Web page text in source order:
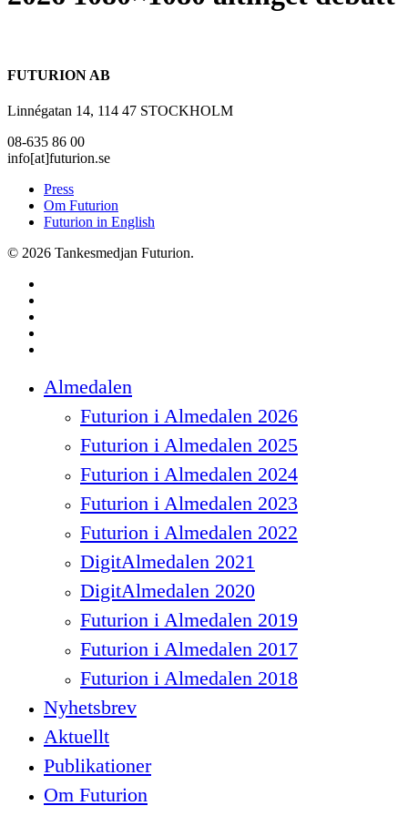
FUTURION AB
Linnégatan 14, 114 47 STOCKHOLM
08-635 86 00
info[at]futurion.se
Press
Om Futurion
Futurion in English
© 2026 Tankesmedjan Futurion.
Menu
Almedalen
Futurion i Almedalen 2026
Futurion i Almedalen 2025
Futurion i Almedalen 2024
Futurion i Almedalen 2023
Futurion i Almedalen 2022
DigitAlmedalen 2021
DigitAlmedalen 2020
Futurion i Almedalen 2019
Futurion i Almedalen 2017
Futurion i Almedalen 2018
Nyhetsbrev
Aktuellt
Publikationer
Om Futurion